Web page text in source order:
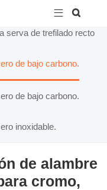
 
serva de trefilado recto
de bajo carbono.
de bajo carbono.
inoxidable.
de alambre
cromo,